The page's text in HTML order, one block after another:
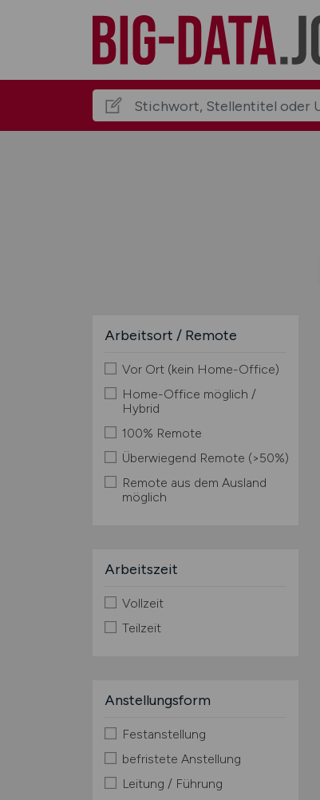
Arbeitsort / Remote
Vor Ort (kein Home-Office)
Home-Office möglich /
Hybrid
100% Remote
Überwiegend Remote (>50%)
Remote aus dem Ausland
möglich
Arbeitszeit
Vollzeit
Teilzeit
Anstellungsform
Festanstellung
befristete Anstellung
Leitung / Führung